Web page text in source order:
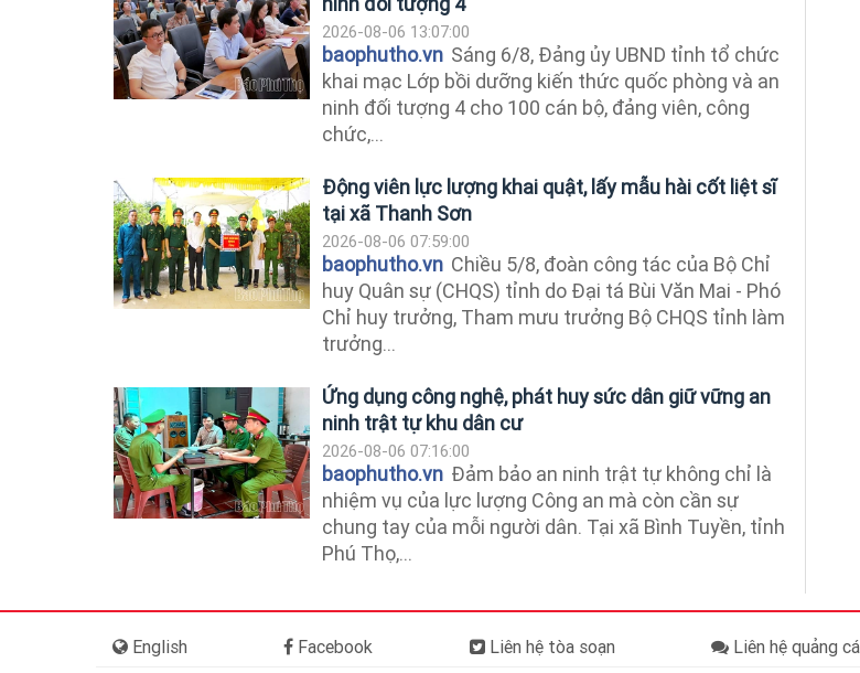
2026-08-06 13:07:00
baophutho.vn Sáng 6/8, Đảng ủy UBND tỉnh tổ chức
khai mạc Lớp bồi dưỡng kiến thức quốc phòng và an
ninh đối tượng 4 cho 100 cán bộ, đảng viên, công
chức,...
Động viên lực lượng khai quật, lấy mẫu hài cốt liệt sĩ
tại xã Thanh Sơn
2026-08-06 07:59:00
baophutho.vn Chiều 5/8, đoàn công tác của Bộ Chỉ
huy Quân sự (CHQS) tỉnh do Đại tá Bùi Văn Mai - Phó
Chỉ huy trưởng, Tham mưu trưởng Bộ CHQS tỉnh làm
trưởng...
Ứng dụng công nghệ, phát huy sức dân giữ vững an
ninh trật tự khu dân cư
2026-08-06 07:16:00
baophutho.vn Đảm bảo an ninh trật tự không chỉ là
nhiệm vụ của lực lượng Công an mà còn cần sự
chung tay của mỗi người dân. Tại xã Bình Tuyền, tỉnh
Phú Thọ,...
English Facebook Liên hệ tòa soạn Liên hệ quảng